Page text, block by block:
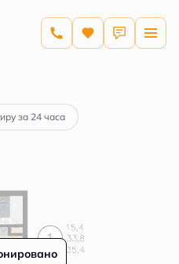
6 008 257 руб.
за 24 часа